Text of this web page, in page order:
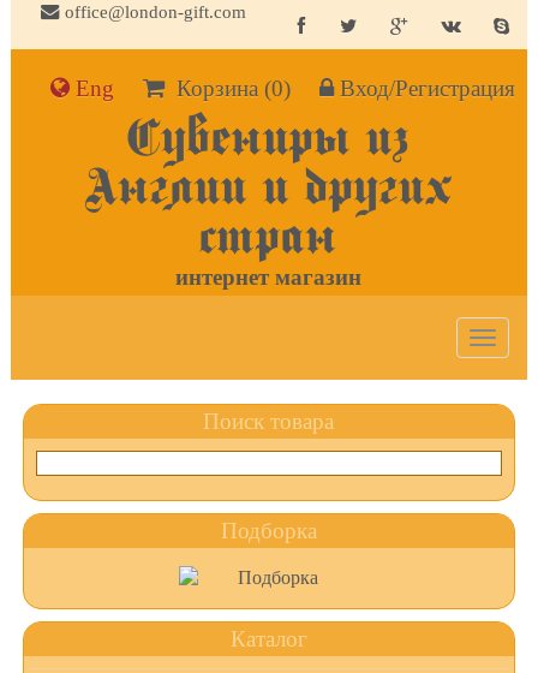
office@london-gift.com
Eng Корзина(0) Вход/Регистрация
Сувениры из
Англии и других
стран
интернет магазин
Toggle
Поиск товара
Подборка
Каталог